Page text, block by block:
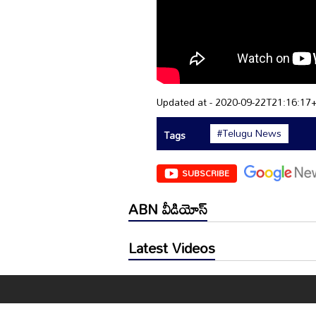
Updated at - 2020-09-
Tags
#Telugu News
SUBSCRIBE
ABN వీడియోస్
Latest Videos